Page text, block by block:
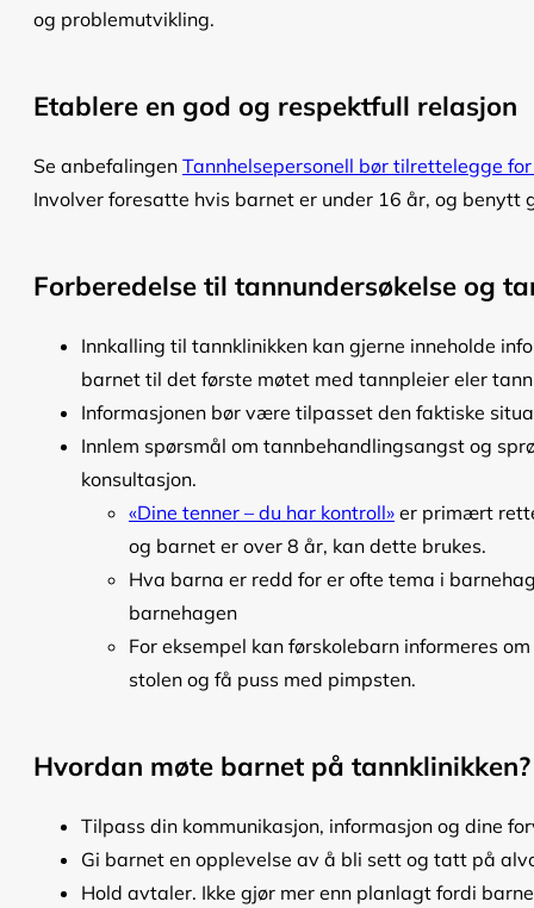
og problemutvikling.
Etablere en god og respektfull relasjon
Se anbefalingen Tannhelsepersonell bør tilrettelegge
Involver foresatte hvis barnet er under 16 år, og benytt
Forberedelse til tannundersøkelse og
Innkalling til tannklinikken kan gjerne inneholde
barnet til det første møtet med tannpleier eler
Informasjonen bør være tilpasset den faktiske
Innlem spørsmål om tannbehandlingsangst og
konsultasjon.
«Dine tenner – du har kontroll» er primært
og barnet er over 8 år, kan dette brukes.
Hva barna er redd for er ofte tema i
barnehagen
For eksempel kan førskolebarn informeres
stolen og få puss med pimpsten.
Hvordan møte barnet på tannklinikken?
Tilpass din kommunikasjon, informasjon og dine
Gi barnet en opplevelse av å bli sett og tatt på
Hold avtaler. Ikke gjør mer enn planlagt fordi